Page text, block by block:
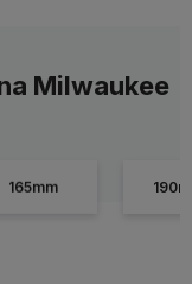
Milwaukee
165mm